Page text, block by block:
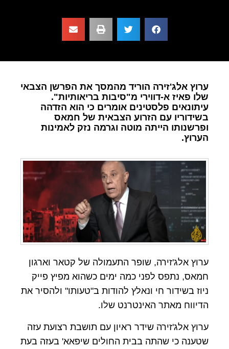
ערוץ אלג'זירה הוריד מהמסך את הפרשן הצבאי
שלו פאיז א-דווירי מ"סיבות בריאותיות".
עיתונאים פלסטינים אומרים כי הוא הזדהה
בשידוריו עם הזרוע הצבאית של חמאס
ופרשנותו הייתה מוטה וגרמה נזק לאמינות
הערוץ.
ערוץ אלג'זירה, שופר התעמולה של קטאר וארגון
חמאס, נתפס לפני כמה ימים כשהוא מפיץ פייק
ניוז בשידור חי ונאלץ להודות ב"טעותו" ולהסיר את
הדיווח מאתר האינטרנט שלו.
ערוץ אלג'זירה שידר ראיון עם תושבת רצועת עזה
שטענה כי שהתה בבית החולים שיפאא' בעזה בעת